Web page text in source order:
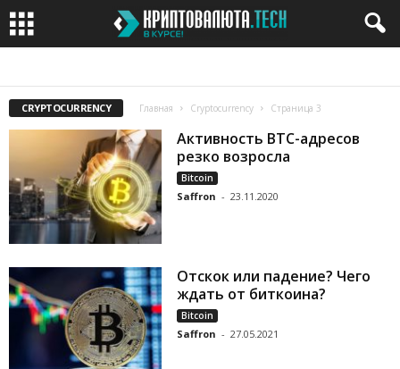
CRYPTOCURRENCY Главная Cryptocurrency Страница 3
Активность BTC-адресов
резко возросла
Bitcoin
Saffron - 23.11.2020
Отскок или падение? Чего
ждать от биткоина?
Bitcoin
Saffron - 27.05.2021